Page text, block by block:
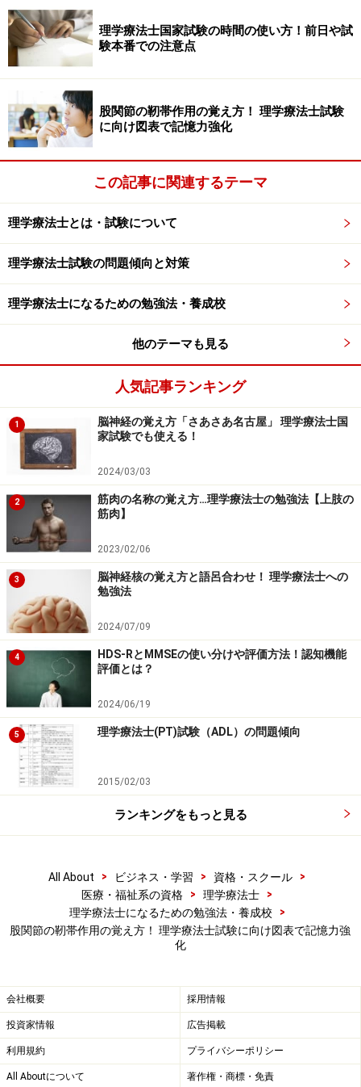
が、御自身で書く際は文字を略しても結構です。また、
表の枠も綺麗に描く必要はありません。位置関係がはっ
きり分ければ大丈夫です。
表は上部項目と横項目を正確に覚える必要があります。上部
項目はMMTなどで学んだ関節の動きそのままですので、覚
えるのはさほど苦労はしないと思います。横項目は上から順
番に頭文字だけで"腸（上下）恥坐大"と覚えてしまえば楽に
なると思います。
股関節の靱帯作用の表を書く際に、必ず思い出して欲し
い前提条件があります。それは｢股関節の靱帯は屈曲には
す。これを念頭に入れると表が下記のようになります。
れば、わざわざ書く必要はないです。
この後ある法則を使います。 その名も「++の法則」（ダ
ブルプラスの法則）です。この法則の重要な点として、
股関節の動作方向の中で最も制限が働く靱帯を++と表記
する形になります。この++の位置を覚える事が大事なの
です。それを反映したのが下記になります。
腸骨大腿靱帯下部が伸展で++、恥骨大腿靱帯が外転で++、
腸骨大腿靱帯上部が内転で++、これを表に書き加えましょ
う。
++の位置が大事な理由。それは++の上下は必ず+になる
というところにあります。下記をご覧ください。
各++の上下は+がつきます。内転は下に繰り上がる形になり
ます。前述した各靱帯の作用と見比べてみましょう。
その後、前提条件である「伸展で一番制限が働く」とい
内転と＋の数が一緒というのはおかしいですよね？そこ
で伸展にはひとつ+を加えます。
帯と間違えないようにする為には、隙間を空けずにひとつ足
し、大腿骨頭靱帯は内転に＋をひとつだけだから書き足さな
いと覚えてしまうと、よいでしょう。
理学療法士国家試験の時間の使い方！前日や試
験本番での注意点
股関節の靭帯作用の覚え方！ 理学療法士試験
に向け図表で記憶力強化
この記事に関連するテーマ
理学療法士とは・試験について
理学療法士試験の問題傾向と対策
理学療法士になるための勉強法・養成校
他のテーマも見る
人気記事ランキング
1
脳神経の覚え方「さあさあ名古屋」 理学療法士国
家試験でも使える！
2024/03/03
2
筋肉の名称の覚え方…理学療法士の勉強法【上肢の
筋肉】
2023/02/06
3
脳神経核の覚え方と語呂合わせ！ 理学療法士への
勉強法
2024/07/09
4
HDS-RとMMSEの使い分けや評価方法！認知機能
評価とは？
2024/06/19
5 理学療法士(PT)試験（ADL）の問題傾向
2015/02/03
ランキングをもっと見る
All About > ビジネス・学習 > 資格・スクール
>
医療・福祉系の資格
> 理学療法士
>
理学療法士になるための勉強法・養成校
>
股関節の靭帯作用の覚え方！ 理学療法士試験に向け図表で記憶力強
化
会社概要 採用情報
投資家情報 広告掲載
利用規約 プライバシーポリシー
All Aboutについて 著作権・商標・免責